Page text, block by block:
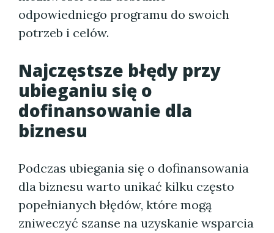
odpowiedniego programu do swoich
potrzeb i celów.
Najczęstsze błędy przy
ubieganiu się o
dofinansowanie dla
biznesu
Podczas ubiegania się o dofinansowania
dla biznesu warto unikać kilku często
popełnianych błędów, które mogą
zniweczyć szanse na uzyskanie wsparcia